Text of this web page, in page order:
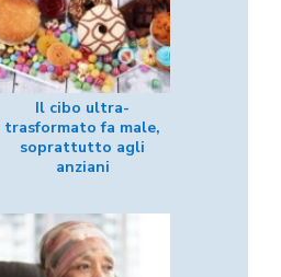
Il cibo ultra-
trasformato fa male,
soprattutto agli
anziani